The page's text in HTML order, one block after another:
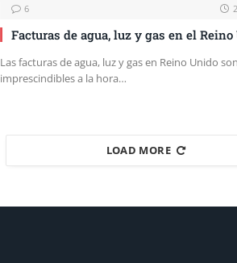
6
Facturas de agua, luz y gas en el
Las facturas de agua, luz y gas en Reino Unido son
imprescindibles a la hora…
LOAD MORE